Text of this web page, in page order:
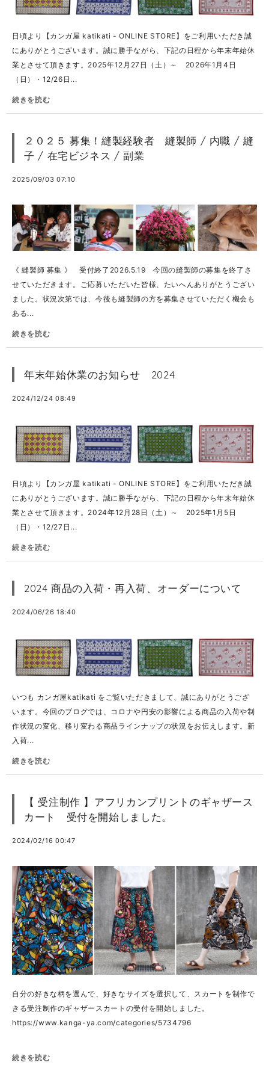
日頃より【カンガ屋 katikati - ONLINE STORE】をご利用いただき誠
にありがとうございます。誠に勝手ながら、下記の日程から年末年始休
業とさせて頂きます。2025年12月27日（土）～ 2026年1月4日
（日）・12/26日...
続きを読む
２０２５ 募集！縫製経験者 縫製師 / 内職 / 縫
子 / 在宅ビジネス / 副業
2025/09/03 07:10
《 縫製師 募集 》 受付終了2026.5.19 今回の縫製師の募集を終了さ
せていただきます。ご応募いただいた皆様、たいへんありがとうござい
ました。状況次第では、今後も縫製師の方を募集させていただく機会も
ある...
続きを読む
年末年始休業のお知らせ 2024
2024/12/24 08:49
日頃より【カンガ屋 katikati - ONLINE STORE】をご利用いただき誠
にありがとうございます。誠に勝手ながら、下記の日程から年末年始休
業とさせて頂きます。2024年12月28日（土）～ 2025年1月5日
（日）・12/27日...
続きを読む
2024 商品の入荷・再入荷、オーダーについて
2024/06/26 18:40
いつも カンガ屋katikati をご覧いただきまして、誠にありがとうござ
います。今回のブログでは、コロナや円安の影響による商品の入荷や制
作状況の変化、移り変わる商品ラインナップの状況をお伝えします。新
入荷...
続きを読む
【 受注制作 】アフリカンプリントのギャザース
カート 受付を開始しました。
2024/02/16 00:47
自分の好きな柄を選んで、好きなサイズを選択して、スカートを制作で
きる受注制作のギャザースカートの受付を開始しました。
https://www.kanga-ya.com/categories/5734796
続きを読む